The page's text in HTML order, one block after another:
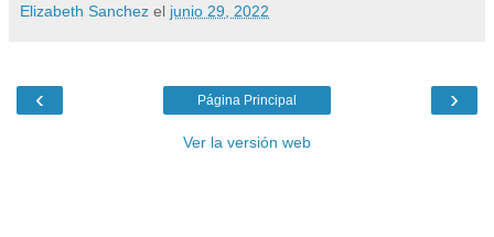
Elizabeth Sanchez el junio 29, 2022
‹ ›
Página Principal
Ver la versión web